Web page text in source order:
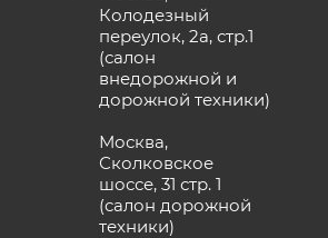
Колодезный
переулок, 2а, стр.1
(салон
внедорожной и
дорожной техники)
Москва,
Сколковское
шоссе, 31 стр. 1
(салон дорожной
техники)